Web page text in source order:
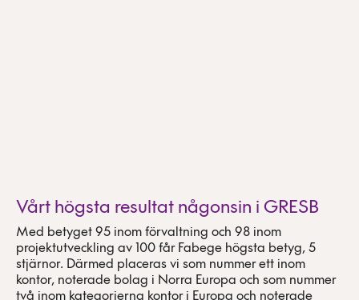
Vårt högsta resultat någonsin i GRESB
Med betyget 95 inom förvaltning och 98 inom
projektutveckling av 100 får Fabege högsta betyg, 5
stjärnor. Därmed placeras vi som nummer ett inom
kontor, noterade bolag i Norra Europa och som nummer
två inom kategorierna kontor i Europa och noterade